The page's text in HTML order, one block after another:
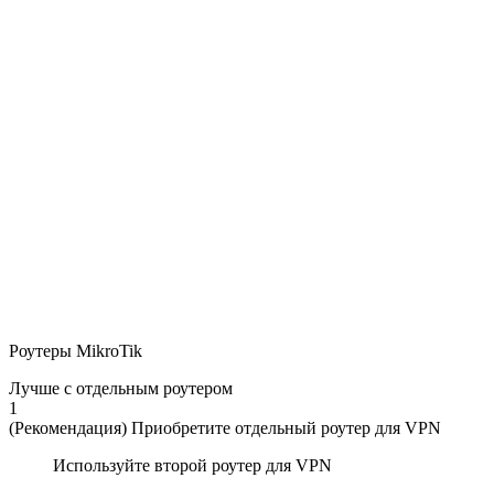
Роутеры MikroTik
Лучше с отдельным роутером
1
(Рекомендация) Приобретите отдельный роутер для VPN
Используйте второй роутер для VPN